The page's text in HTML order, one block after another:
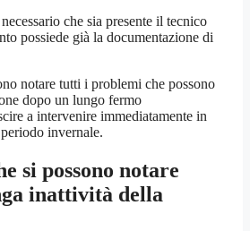
che sia presente il tecnico
possiede già la documentazione di
notare tutti i problemi che possono
dopo un lungo fermo
a intervenire immediatamente in
invernale.
si possono notare
inattività della